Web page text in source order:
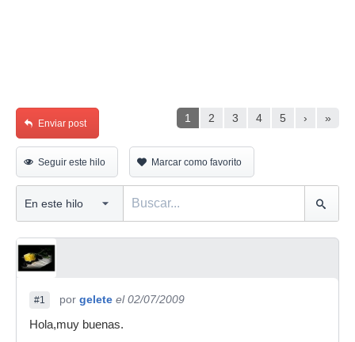
1 2 3 4 5 › »
Enviar post
Seguir este hilo Marcar como favorito
#1 por gelete el 02/07/2009
Hola,muy buenas.